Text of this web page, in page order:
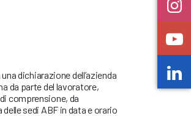
dichiarazione dell’azienda
da parte del lavoratore,
comprensione, da
sedi ABF in data e orario